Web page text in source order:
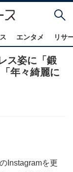
エンタメ リサ
ス姿に「鍛
年々綺麗に
Instagramを更